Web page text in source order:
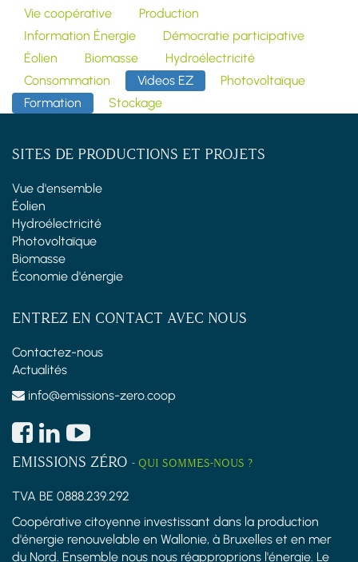
Vie coopérative
Production
Information Énergie
Démocratie participative
Éolien
Biomasse
Hydroélectricité
Consommation
Videos EZ
Photovoltaïque
Formation
Stockage
SITES DE PRODUCTIONS ET PROJETS
Vue d'ensemble
Éolien
Hydroélectricité
Photovoltaïque
Biomasse
Économie d'énergie
ENTREZ EN CONTACT AVEC NOUS
Contactez-nous
Actualités
info@emissions-zero.coop
EMISSIONS ZÉRO - QUI SOMMES-NOUS ?
TVA BE 0888.239.292
Coopérative citoyenne investissant dans la production
d'énergie renouvelable en Wallonie, à Bruxelles et en mer
du Nord. Ensemble nous nous réapproprions l'énergie. Le